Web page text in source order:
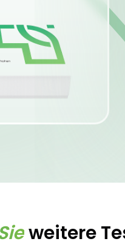
weitere